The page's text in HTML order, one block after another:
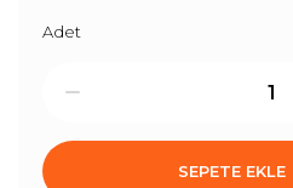
Adet
SEPETE EKLE